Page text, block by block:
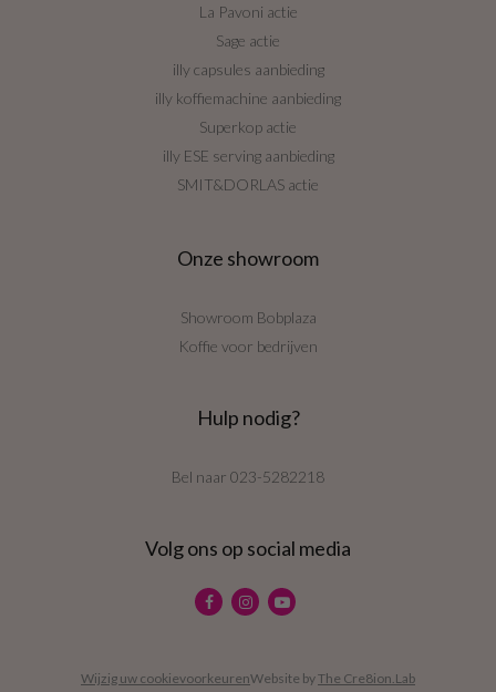
La Pavoni actie
Sage actie
illy capsules aanbieding
illy koffiemachine aanbieding
Superkop actie
illy ESE serving aanbieding
SMIT&DORLAS actie
Onze showroom
Showroom Bobplaza
Koffie voor bedrijven
Hulp nodig?
Bel naar 023-5282218
Volg ons op social media
Wijzig uw cookievoorkeurenWebsite byThe Cre8ion.Lab